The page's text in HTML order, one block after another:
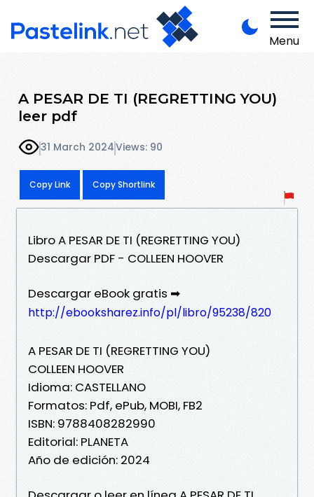
Menu
A PESAR DE TI (REGRETTING YOU)
leer pdf
31 March 2024Views: 90
Copy Link Copy Shortlink
Libro A PESAR DE TI (REGRETTING YOU)
Descargar PDF - COLLEEN HOOVER
Descargar eBook gratis ➡
http://ebooksharez.info/pl/libro/95238/820
A PESAR DE TI (REGRETTING YOU)
COLLEEN HOOVER
Idioma: CASTELLANO
Formatos: Pdf, ePub, MOBI, FB2
ISBN: 9788408282990
Editorial: PLANETA
Año de edición: 2024